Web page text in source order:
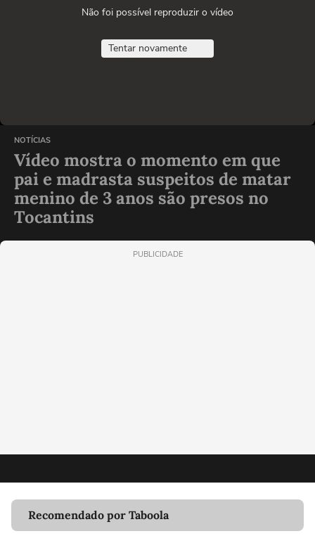
Não foi possível reproduzir o vídeo
Tentar novamente
NOTÍCIAS
Vídeo mostra o momento em que
pai e madrasta suspeitos de matar
menino de 3 anos são presos no
Tocantins
PUBLICIDADE
Recomendado por Taboola